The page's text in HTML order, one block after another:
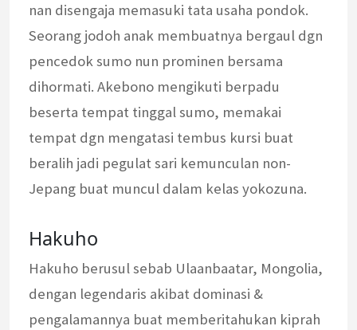
nan disengaja memasuki tata usaha pondok.
Seorang jodoh anak membuatnya bergaul dgn
pencedok sumo nun prominen bersama
dihormati. Akebono mengikuti berpadu
beserta tempat tinggal sumo, memakai
tempat dgn mengatasi tembus kursi buat
beralih jadi pegulat sari kemunculan non-
Jepang buat muncul dalam kelas yokozuna.
Hakuho
Hakuho berusul sebab Ulaanbaatar, Mongolia,
dengan legendaris akibat dominasi &
pengalamannya buat memberitahukan kiprah